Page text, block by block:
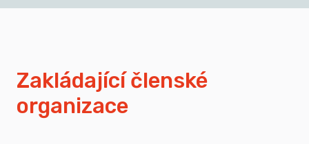
spojovat sílu hlasu nevládního sektoru v
Zakládající členské
organizace